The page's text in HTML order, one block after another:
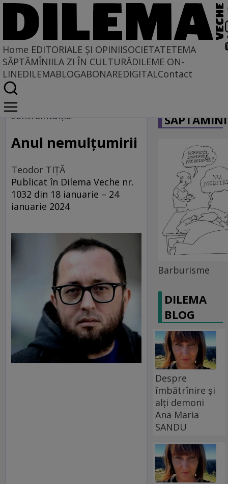
Home EDITORIALE ȘI OPINIISOCIETATETEMA
SĂPTĂMÎNIILA ZI ÎN CULTURĂDILEME ON-
LINEDILEMABLOGABONAREDIGITALContact
Home
EDITORIALE ȘI OPINII
PE CE LUME TRĂIM
contraintuiția
Anul nemulțumirii
Teodor TIŢĂ
Publicat în Dilema Veche nr.
1032 din 18 ianuarie – 24
ianuarie 2024
Barburisme
DILEMA
BLOG
Despre
îmbătrînire și
alți demoni
Ana Maria
SANDU